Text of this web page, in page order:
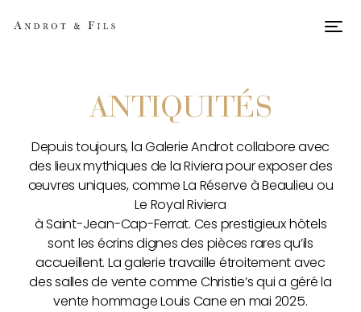
ANTIQUITÉS
Depuis toujours, la Galerie Androt collabore avec
des lieux mythiques de la Riviera pour exposer des
œuvres uniques, comme La Réserve à Beaulieu ou
Le Royal Riviera
à Saint-Jean-Cap-Ferrat. Ces prestigieux hôtels
sont les écrins dignes des pièces rares qu’ils
accueillent. La galerie travaille étroitement avec
des salles de vente comme Christie’s qui a géré la
vente hommage Louis Cane en mai 2025.